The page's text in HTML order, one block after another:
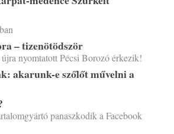
– tizenötödször
nyomtatott Pécsi Borozó érkezik!
akarunk-e szőlőt művelni a
panaszkodik a Facebook